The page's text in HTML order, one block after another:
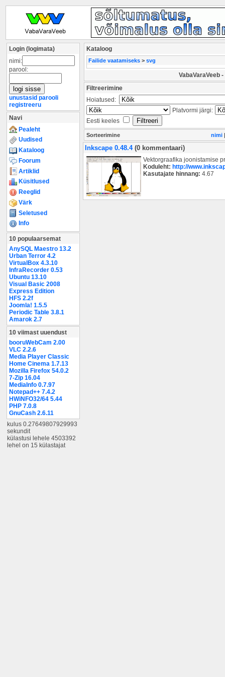
Login (logimata)
nimi:
parool:
unustasid parooli
registreeru
Navi
Pealeht
Uudised
Kataloog
Foorum
Artiklid
Küsitlused
Reeglid
Värk
Seletused
Info
10 populaarsemat
AnySQL Maestro 13.2
Urban Terror 4.2
VirtualBox 4.3.10
InfraRecorder 0.53
Ubuntu 13.10
Visual Basic 2008
Express Edition
HFS 2.2f
Joomla! 1.5.5
Periodic Table 3.8.1
Amarok 2.7
10 viimast uuendust
booruWebCam 2.00
VLC 2.2.6
Media Player Classic
Home Cinema 1.7.13
Mozilla Firefox 54.0.2
7-Zip 16.04
MediaInfo 0.7.97
Notepad++ 7.4.2
HWiNFO32/64 5.44
PHP 7.0.8
GnuCash 2.6.11
kulus 0.27649807929993
sekundit
külastusi lehele 4503392
lehel on 15 külastajat
Kataloog
Failide vaatamiseks > svg
VabaVaraVeeb
Filtreerimine
Hoiatused:
Platvormi järgi:
Eesti keeles
Sorteerimine nimi
Inkscape 0.48.4(0 kommentaari)
Vektorgraafika joonistamise
Koduleht: http://
Kasutajate hinnang: 4.67